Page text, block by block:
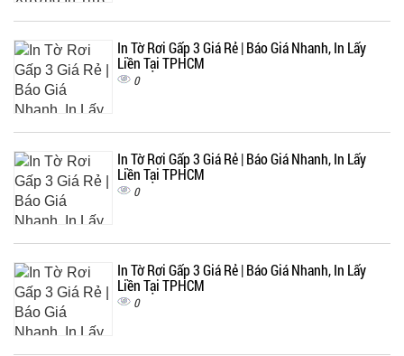
In Tờ Rơi Gấp 3 Giá Rẻ | Báo Giá Nhanh, In Lấy
Liền Tại TPHCM
0
In Tờ Rơi Gấp 3 Giá Rẻ | Báo Giá Nhanh, In Lấy
Liền Tại TPHCM
0
In Tờ Rơi Gấp 3 Giá Rẻ | Báo Giá Nhanh, In Lấy
Liền Tại TPHCM
0